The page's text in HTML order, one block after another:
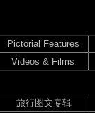
Pictorial Features
Videos & Films
旅行图文专辑